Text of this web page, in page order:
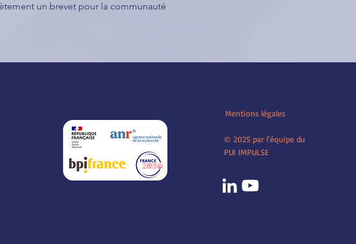
un brevet pour la communauté
Mentions légales
© 2025 par l'équipe du
PUI IMPULSE